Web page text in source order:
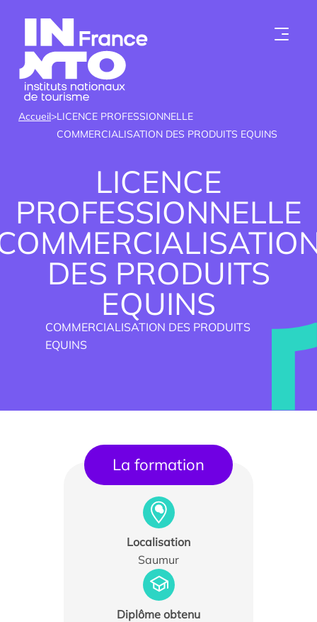
Skip to content
Qui sommes-nous ?
Les instituts
Devenir membre
Trouver un stagiaire, alternant ou collaborateur
Associer nos étudiants à vos projets
Accueil>LICENCE PROFESSIONNELLE
COMMERCIALISATION DES PRODUITS EQUINS
LICENCE
PROFESSIONNELLE
DES PRODUITS
EQUINS
COMMERCIALISATION DES PRODUITS
EQUINS
La formation
Localisation
Saumur
Diplôme obtenu